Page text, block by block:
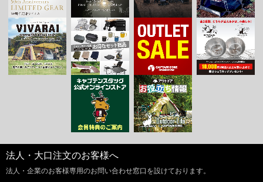
法人・大口注文のお客様へ
法人・企業のお客様専用のお問い合わせ窓口を設けております。